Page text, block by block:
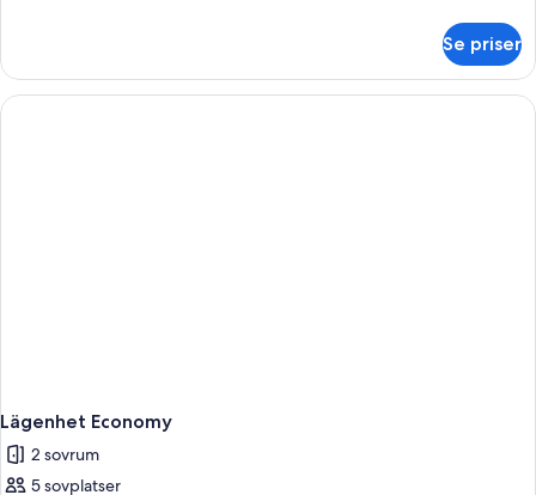
bubbelbad
-
sovrum
Se priser
Lägenhet Economy
2 sovrum
5 sovplatser